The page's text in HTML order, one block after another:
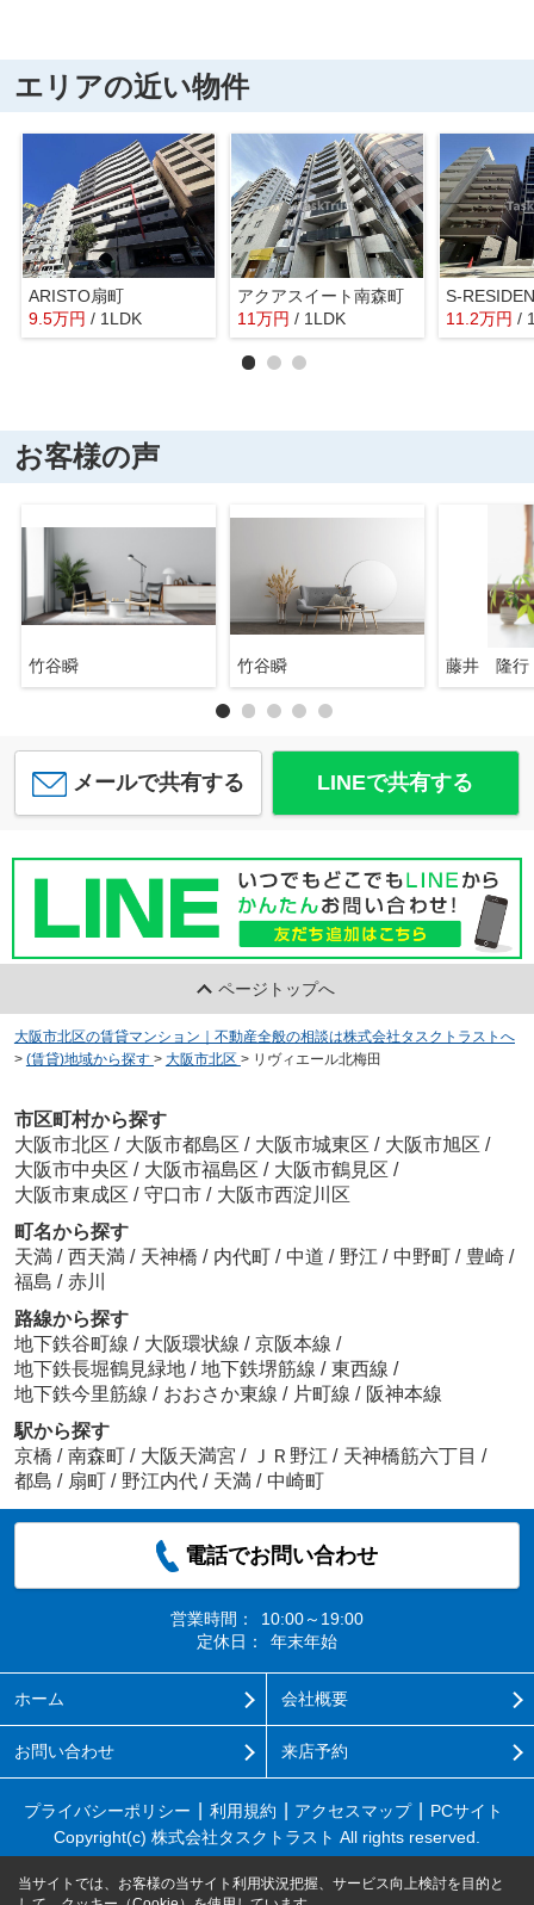
エリアの近い物件
ARISTO扇町
9.5万円 / 1LDK
アクアスイート南森町
11万円 / 1LDK
S-
11.2万円 /
お客様の声
竹谷瞬 竹谷瞬 藤井 隆行
メールで共有する LINEで共有する
ページトップへ
大阪市北区の賃貸マンション｜不動産全般の相談は株式会社タスクトラストへ
> (賃貸)地域から探す > 大阪市北区 > リヴィエール北梅田
市区町村から探す
大阪市北区 / 大阪市都島区 / 大阪市城東区 / 大阪市旭区 /
大阪市中央区 / 大阪市福島区 / 大阪市鶴見区 /
大阪市東成区 / 守口市 / 大阪市西淀川区
町名から探す
天満 / 西天満 / 天神橋 / 内代町 / 中道 / 野江 / 中野町 / 豊崎 /
福島 / 赤川
路線から探す
地下鉄谷町線 / 大阪環状線 / 京阪本線 /
地下鉄長堀鶴見緑地 / 地下鉄堺筋線 / 東西線 /
地下鉄今里筋線 / おおさか東線 / 片町線 / 阪神本線
駅から探す
京橋 / 南森町 / 大阪天満宮 / ＪＲ野江 / 天神橋筋六丁目 /
都島 / 扇町 / 野江内代 / 天満 / 中崎町
電話でお問い合わせ
営業時間：
10:00～19:00
定休日：
年末年始
ホーム 会社概要
お問い合わせ 来店予約
プライバシーポリシー 利用規約 アクセスマップ
PCサイト
Copyright(c) 株式会社タスクトラスト All rights reserved.
当サイトでは、お客様の当サイト利用状況把握、サービス向上検討を目的と